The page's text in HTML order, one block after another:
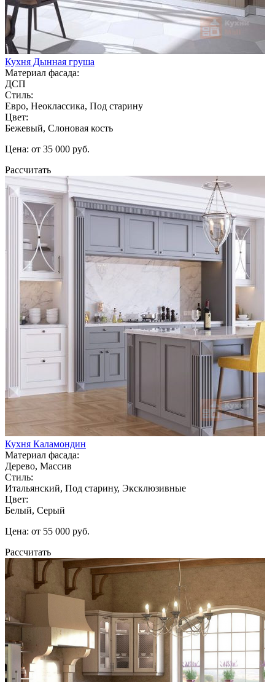
Кухня Дынная груша
Материал фасада:
ДСП
Стиль:
Евро, Неоклассика, Под старину
Цвет:
Бежевый, Слоновая кость
Цена: от 35 000 руб.
Рассчитать
Кухня Каламондин
Материал фасада:
Дерево, Массив
Стиль:
Итальянский, Под старину, Эксклюзивные
Цвет:
Белый, Серый
Цена: от 55 000 руб.
Рассчитать